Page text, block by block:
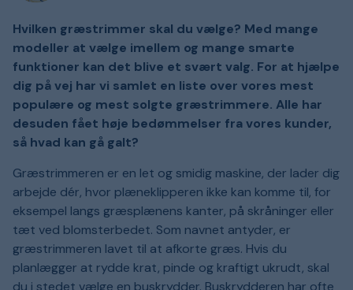
Hvilken græstrimmer skal du vælge? Med mange
modeller at vælge imellem og mange smarte
funktioner kan det blive et svært valg. For at hjælpe
dig på vej har vi samlet en liste over vores mest
populære og mest solgte græstrimmere. Alle har
desuden fået høje bedømmelser fra vores kunder,
så hvad kan gå galt?
Græstrimmeren er en let og smidig maskine, der lader dig
arbejde dér, hvor plæneklipperen ikke kan komme til, for
eksempel langs græsplænens kanter, på skråninger eller
tæt ved blomsterbedet. Som navnet antyder, er
græstrimmeren lavet til at afkorte græs. Hvis du
planlægger at rydde krat, pinde og kraftigt ukrudt, skal